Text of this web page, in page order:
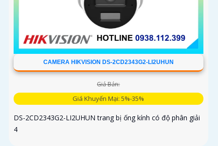
CAMERA HIKVISION DS-2CD2343G2-LI2UHUN
Giá Bán:
Giá Khuyến Mại: 5%-35%
DS-2CD2343G2-LI2UHUN trang bị ống kính có độ phân giải
4